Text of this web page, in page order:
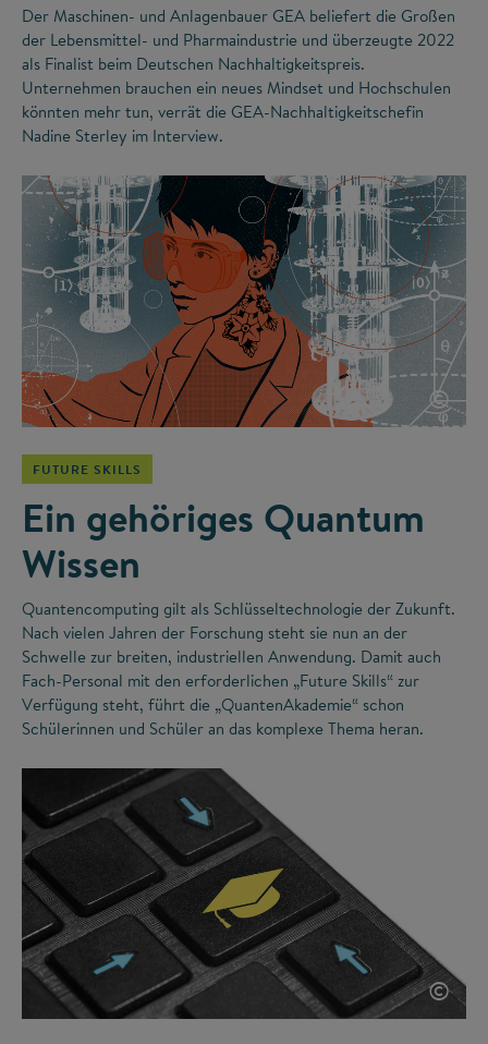
Der Maschinen- und Anlagenbauer GEA beliefert die Großen
der Lebensmittel- und Pharmaindustrie und überzeugte 2022
als Finalist beim Deutschen Nachhaltigkeitspreis.
Unternehmen brauchen ein neues Mindset und Hochschulen
könnten mehr tun, verrät die GEA-Nachhaltigkeitschefin
Nadine Sterley im Interview.
©
FUTURE SKILLS
Ein gehöriges Quantum
Wissen
Quantencomputing gilt als Schlüsseltechnologie der Zukunft.
Nach vielen Jahren der Forschung steht sie nun an der
Schwelle zur breiten, industriellen Anwendung. Damit auch
Fach-Personal mit den erforderlichen „Future Skills“ zur
Verfügung steht, führt die „QuantenAkademie“ schon
Schülerinnen und Schüler an das komplexe Thema heran.
©